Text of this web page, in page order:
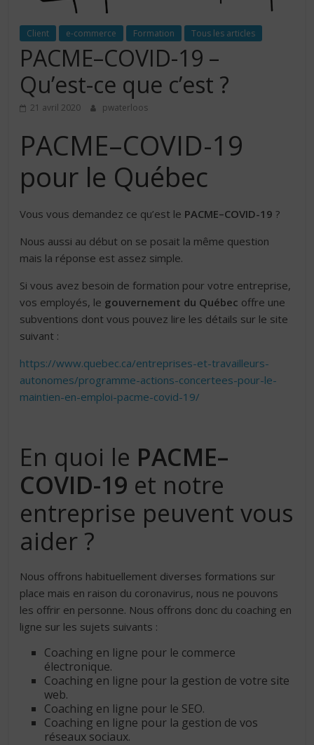
Client e-commerce Formation Tous les articles
PACME–COVID-19 –
Qu’est-ce que c’est ?
21 avril 2020 pwaterloos
PACME–COVID-19
pour le Québec
Vous vous demandez ce qu’est le PACME–COVID-19 ?
Nous aussi au début on se posait la même question
mais la réponse est assez simple.
Si vous avez besoin de formation pour votre entreprise,
vos employés, le gouvernement du Québec offre une
subventions dont vous pouvez lire les détails sur le site
suivant :
https://www.quebec.ca/entreprises-et-travailleurs-
autonomes/programme-actions-concertees-pour-le-
maintien-en-emploi-pacme-covid-19/
En quoi le PACME–
COVID-19 et notre
entreprise peuvent vous
aider ?
Nous offrons habituellement diverses formations sur
place mais en raison du coronavirus, nous ne pouvons
les offrir en personne. Nous offrons donc du coaching en
ligne sur les sujets suivants :
Coaching en ligne pour le commerce
électronique.
Coaching en ligne pour la gestion de votre site
web.
Coaching en ligne pour le SEO.
Coaching en ligne pour la gestion de vos
réseaux sociaux.